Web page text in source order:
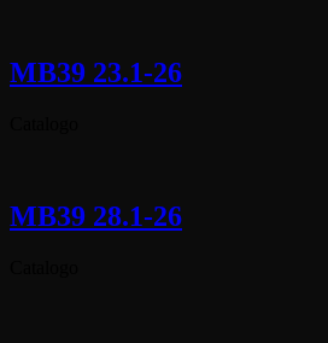
MB39 23.1-26
MB39 28.1-26